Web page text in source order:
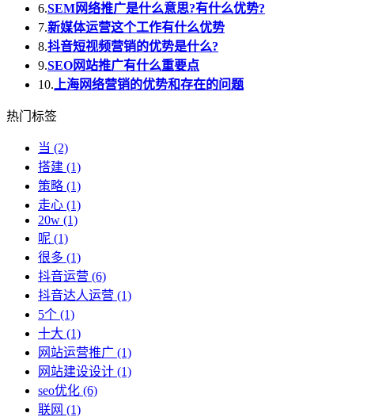
6.SEM网络推广是什么意思?有什么优势?
7.新媒体运营这个工作有什么优势
8.抖音短视频营销的优势是什么?
9.SEO网站推广有什么重要点
10. 上海网络营销的优势和存在的问题
热门标签
当 (2)
搭建 (1)
策略 (1)
走心 (1)
20w (1)
呢 (1)
很多 (1)
抖音运营 (6)
抖音达人运营 (1)
5个 (1)
十大 (1)
网站运营推广 (1)
网站建设设计 (1)
seo优化 (6)
联网 (1)